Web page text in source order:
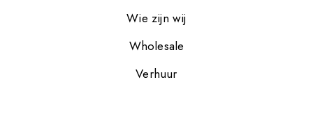
Wie zijn wij
Wholesale
Verhuur